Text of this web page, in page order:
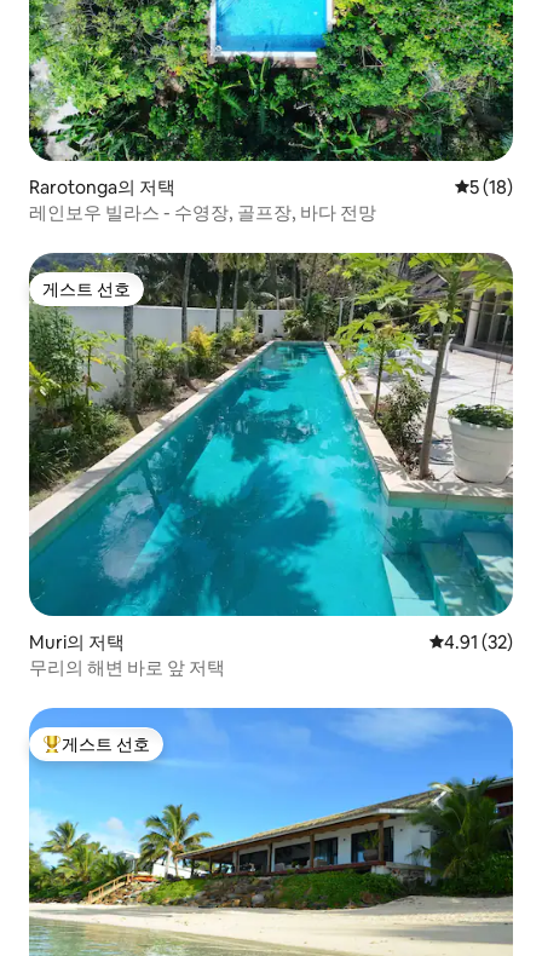
Rarotonga의 저택 평점 5점
5 (18)
레인보우 빌라스 - 수영장, 골프장, 바다 전망
게스트 선호
게스트 선호
Muri의 저택 평점 4.91점
4.91 (32)
무리의 해변 바로 앞 저택
상위 게스트 선호
게스트 선호